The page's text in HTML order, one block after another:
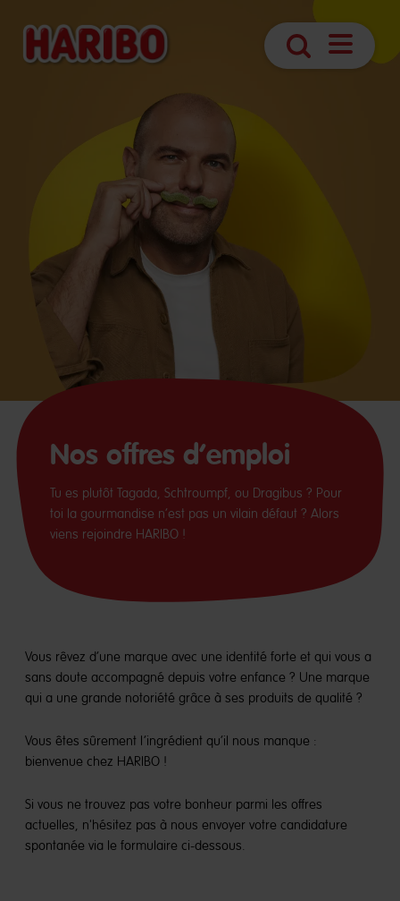
Search
Nos offres d’emploi
Tu es plutôt Tagada, Schtroumpf, ou Dragibus ? Pour
toi la gourmandise n’est pas un vilain défaut ? Alors
viens rejoindre HARIBO !
Vous rêvez d’une marque avec une identité forte et qui vous a
sans doute accompagné depuis votre enfance ? Une marque
qui a une grande notoriété grâce à ses produits de qualité ?
Vous êtes sûrement l’ingrédient qu’il nous manque :
bienvenue chez HARIBO !
Si vous ne trouvez pas votre bonheur parmi les offres
actuelles, n'hésitez pas à nous envoyer votre candidature
spontanée via le formulaire ci-dessous.